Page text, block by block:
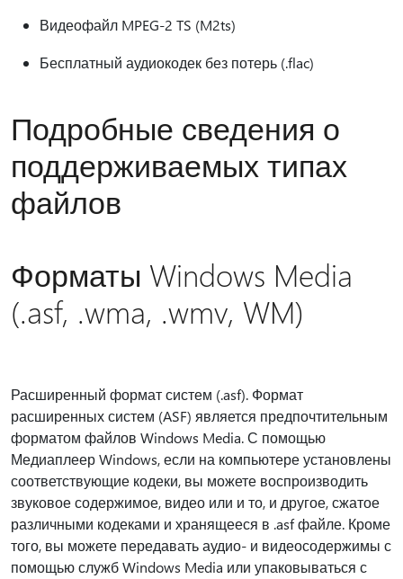
Видеофайл MPEG-2 TS (M2ts)
Бесплатный аудиокодек без потерь (.flac)
Подробные сведения о
поддерживаемых типах
файлов
Форматы Windows Media
(.asf, .wma, .wmv, WM)
Расширенный формат систем (.asf). Формат
расширенных систем (ASF) является предпочтительным
форматом файлов Windows Media. С помощью
Медиаплеер Windows, если на компьютере установлены
соответствующие кодеки, вы можете воспроизводить
звуковое содержимое, видео или и то, и другое, сжатое
различными кодеками и хранящееся в .asf файле. Кроме
того, вы можете передавать аудио- и видеосодержимы с
помощью служб Windows Media или упаковываться с